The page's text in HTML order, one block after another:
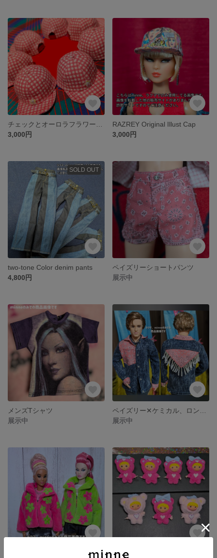
3,000円
RAZREY Original Illust Cap
3,000円
SOLD OUT
two-tone Color denim pants
4,800円
ペイズリーショートパンツ
展示中
メンズTシャツ
展示中
展示中
ネオンコンビColor ファージャケット
4センチのドール用ぬいぐるみ